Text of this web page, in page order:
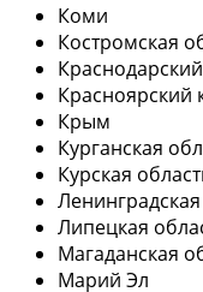
Коми
Костромская
Красноярский
Крым
Курганская
Курская
Липецкая
Магаданская
Марий Эл